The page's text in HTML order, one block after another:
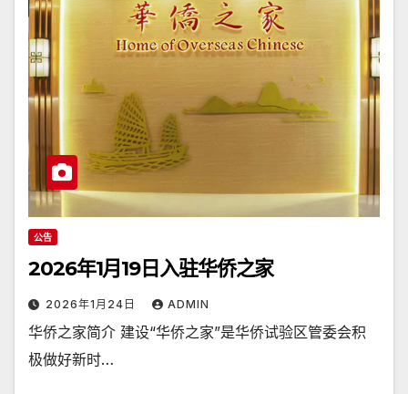
公告
2026年1月19日入驻华侨之家
2026年1月24日 ADMIN
华侨之家简介 建设“华侨之家”是华侨试验区管委会积
极做好新时…